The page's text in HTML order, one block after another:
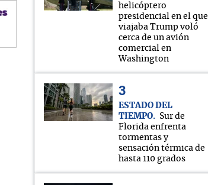
helicóptero
presidencial en el que
viajaba Trump voló
cerca de un avión
comercial en
Washington
ESTADO DEL
TIEMPO
Sur de
Florida enfrenta
tormentas y
sensación térmica de
hasta 110 grados